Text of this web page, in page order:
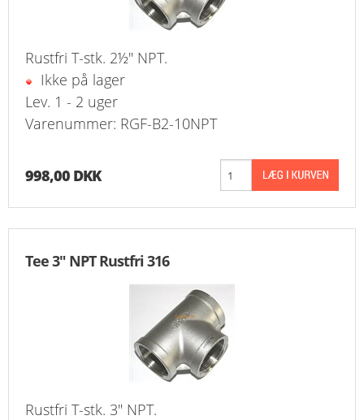
Rustfri T-stk. 2½" NPT.
Ikke på lager
Lev. 1 - 2 uger
Varenummer: RGF-B2-10NPT
998,00 DKK
Tee 3" NPT Rustfri 316
Rustfri T-stk. 3" NPT.